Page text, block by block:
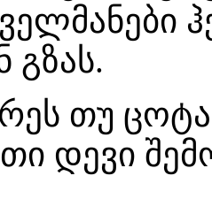
გზას.
თუ
დევი